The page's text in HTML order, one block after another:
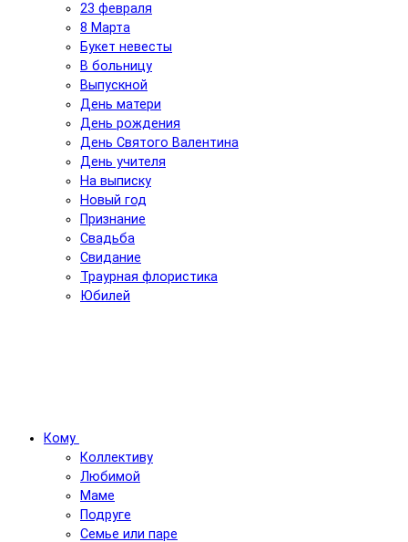
23 февраля
8 Марта
Букет невесты
В больницу
Выпускной
День матери
День рождения
День Святого Валентина
День учителя
На выписку
Новый год
Признание
Свадьба
Свидание
Траурная флористика
Юбилей
Кому
Коллективу
Любимой
Маме
Подруге
Семье или паре